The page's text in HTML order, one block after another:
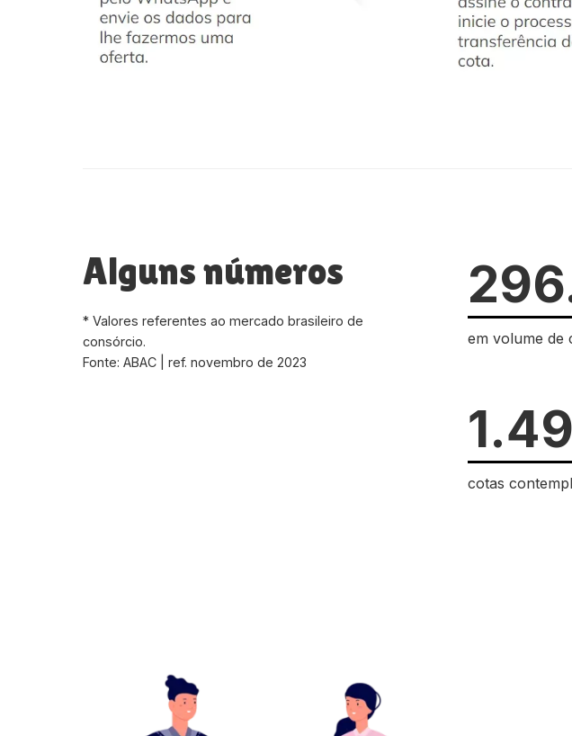
Alguns números
* Valores referentes ao mercado brasileiro de
consórcio.
Fonte: ABAC | ref. novembro de 2023
em volume de
1.49
cotas